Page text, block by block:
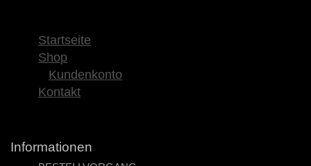
Startseite
Shop
Kundenkonto
Kontakt
Informationen